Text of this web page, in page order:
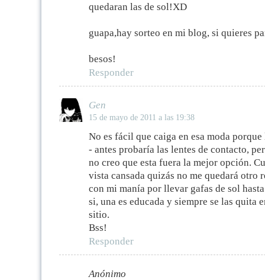
quedaran las de sol!XD
guapa,hay sorteo en mi blog, si quieres
besos!
Responder
Gen
15 de mayo de 2011 a las 19:38
No es fácil que caiga en esa moda
- antes probaría las lentes de contacto,
no creo que esta fuera la mejor opción.
vista cansada quizás no me quedará otro
con mi manía por llevar gafas de sol
si, una es educada y siempre se las quita
sitio.
Bss!
Responder
Anónimo